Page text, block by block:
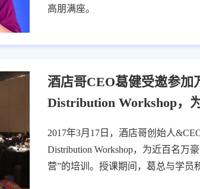
高朋满座。
酒店哥CEO葛健受邀参
Distribution Workshop，
2017年3月17日，酒店哥创始人
Distribution Workshop，为近百名万
营”的培训。授课期间，葛总与学员